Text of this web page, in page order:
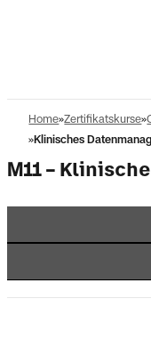
Home Zertifikatskurse
Klinisches
M11